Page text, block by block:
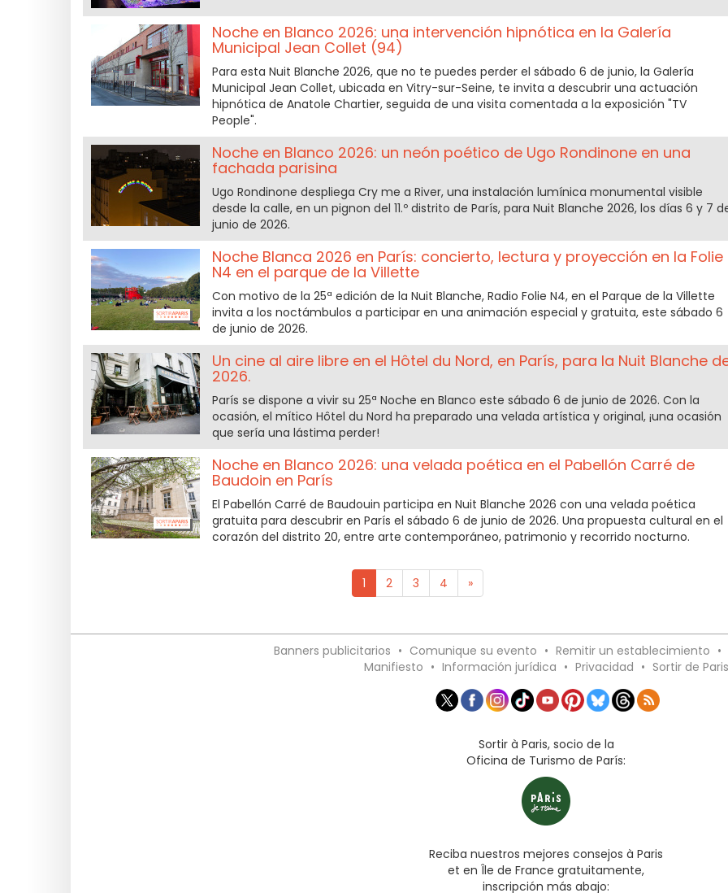
Noche en Blanco 2026: una intervención hipnótica en la Galería
Municipal Jean Collet (94)
Para esta Nuit Blanche 2026, que no te puedes perder el sábado 6 de junio, la Galería
Municipal Jean Collet, ubicada en Vitry-sur-Seine, te invita a descubrir una actuación
hipnótica de Anatole Chartier, seguida de una visita comentada a la exposición "TV
People".
Noche en Blanco 2026: un neón poético de Ugo Rondinone en una
fachada parisina
Ugo Rondinone despliega Cry me a River, una instalación lumínica monumental visible
desde la calle, en un pignon del 11.º distrito de París, para Nuit Blanche 2026, los días 6 y 7
junio de 2026.
Noche Blanca 2026 en París: concierto, lectura y proyección en la Folie
N4 en el parque de la Villette
Con motivo de la 25ª edición de la Nuit Blanche, Radio Folie N4, en el Parque de la Villette
invita a los noctámbulos a participar en una animación especial y gratuita, este sábado 6
de junio de 2026.
Un cine al aire libre en el Hôtel du Nord, en París, para la Nuit Blanche
2026.
París se dispone a vivir su 25ª Noche en Blanco este sábado 6 de junio de 2026. Con la
ocasión, el mítico Hôtel du Nord ha preparado una velada artística y original, ¡una ocasión
que sería una lástima perder!
Noche en Blanco 2026: una velada poética en el Pabellón Carré de
Baudoin en París
El Pabellón Carré de Baudouin participa en Nuit Blanche 2026 con una velada poética
gratuita para descubrir en París el sábado 6 de junio de 2026. Una propuesta cultural en el
corazón del distrito 20, entre arte contemporáneo, patrimonio y recorrido nocturno.
1 2 3 4 »
Banners publicitarios • Comunique su evento • Remitir un establecimiento •
Manifiesto • Información jurídica • Privacidad • Sortir de Paris
Sortir à Paris, socio de la
Oficina de Turismo de París:
Reciba nuestros mejores consejos à Paris
et en Île de France gratuitamente,
inscripción más abajo: